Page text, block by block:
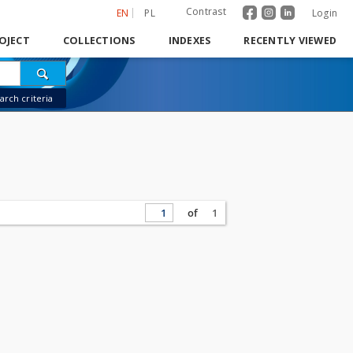
EN PL Contrast Login
COLLECTIONS INDEXES RECENTLY VIEWED
criteria
of 1